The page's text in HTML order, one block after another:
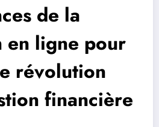
de la
en ligne pour
révolution
financière